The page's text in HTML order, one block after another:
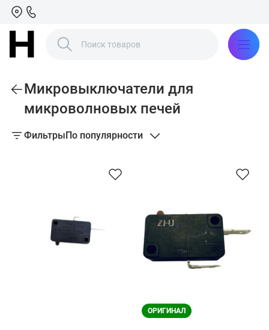
Микровыключатели для
микроволновых печей
ФильтрыПо популярности
ОРИГИНАЛ